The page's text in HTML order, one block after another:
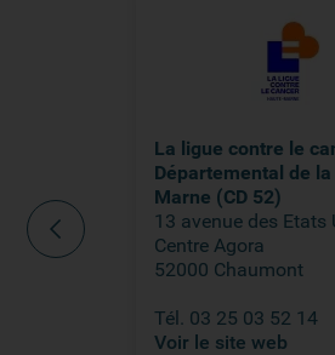
La ligue contre le
Départemental de
Marne (CD 52)
13 avenue des Etats
Centre Agora
52000 Chaumont
Tél. 03 25 03 52 14
Voir le site web